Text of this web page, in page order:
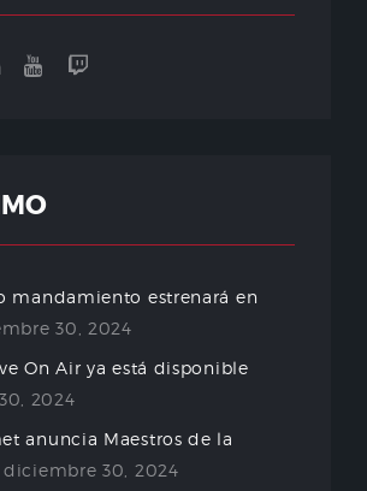
mandamiento estrenará en
30, 2024
On Air ya está disponible
2024
anuncia Maestros de la
diciembre 30, 2024